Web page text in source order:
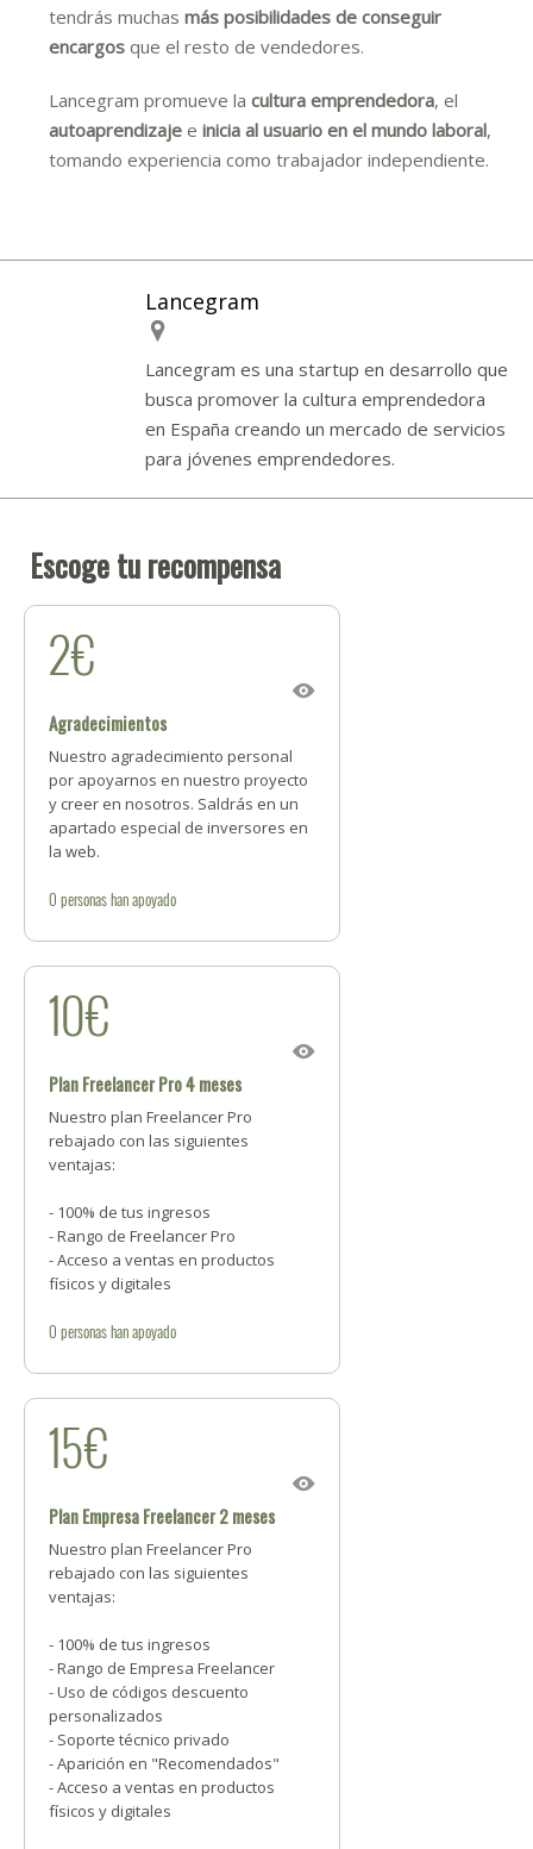
tendrás muchas más posibilidades de conseguir
encargos que el resto de vendedores.
Lancegram promueve la cultura emprendedora, el
autoaprendizaje e inicia al usuario en el mundo laboral,
tomando experiencia como trabajador independiente.
Lancegram
Lancegram es una startup en desarrollo que
busca promover la cultura emprendedora
en España creando un mercado de servicios
para jóvenes emprendedores.
Escoge tu recompensa
2€
Agradecimientos
Nuestro agradecimiento personal
por apoyarnos en nuestro proyecto
y creer en nosotros. Saldrás en un
apartado especial de inversores en
la web.
0 personashan apoyado
10€
Plan Freelancer Pro 4 meses
Nuestro plan Freelancer Pro
rebajado con las siguientes
ventajas:
- 100% de tus ingresos
- Rango de Freelancer Pro
- Acceso a ventas en productos
físicos y digitales
0 personashan apoyado
15€
Plan Empresa Freelancer 2 meses
Nuestro plan Freelancer Pro
rebajado con las siguientes
ventajas:
- 100% de tus ingresos
- Rango de Empresa Freelancer
- Uso de códigos descuento
personalizados
- Soporte técnico privado
- Aparición en "Recomendados"
- Acceso a ventas en productos
físicos y digitales